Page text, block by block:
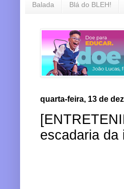
Balada Blá do BLEH!
quarta-feira, 13 de
escadaria da